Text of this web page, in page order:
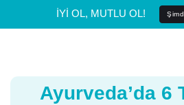
İYİ OL, MUTLU OL!
Ayurveda’da 6